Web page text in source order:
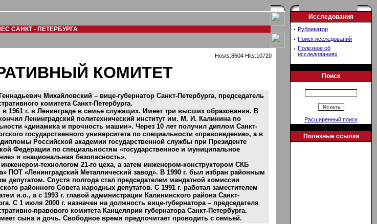
САНКТ - ПЕТЕРБУРГА
Hosts:8604 Hits:10720
КОМИТЕТ
Михайловский – вице-губернатор Санкт-Петербурга, председатель
комитета Санкт-Петербурга.
в 1961 г. в Ленинграде в семье служащих. Имеет три высших образования. В
Ленинградский политехнический институт им. М. И. Калинина по
«динамика и прочность машин». Через 10 лет получил диплом Санкт-
государственного университета по специальности «правоведение», а в
дипломы Российской академии государственной службы при Президенте
Федерации по специальностям «государственное и муниципальное
и «национальная безопасность».
инженером-технологом 21-го цеха, а затем инженером-конструктором СКБ
ПОТ «Ленинградский Металлический завод». В 1990 г. был избран районным
депутатом. Спустя полгода стал председателем мандатной комиссии
районного Совета народных депутатов. С 1991 г. работал заместителем
и.о., а с 1993 г. главой администрации Калининского района Санкт-
С 1 июля 2000 г. назначен на должность вице-губернатора – председателя
правового комитета Канцелярии губернатора Санкт-Петербурга.
сына и дочь. Свободное время предпочитает проводить с семьей.
Исследования
· Рубрикатор
· Поиск исследований
· Полезное об
исследованиях
Поиск
Расширенный поиск
Полезные ссылки